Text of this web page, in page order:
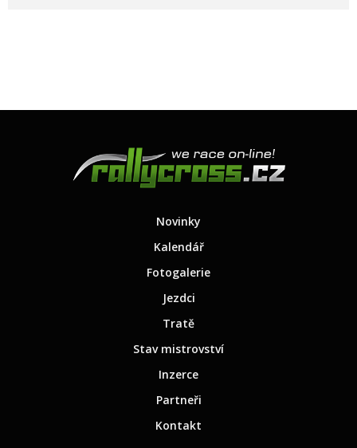
Novinky
Kalendář
Fotogalerie
Jezdci
Tratě
Stav mistrovství
Inzerce
Partneři
Kontakt